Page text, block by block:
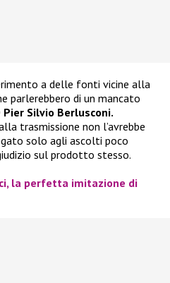
a delle fonti vicine alla
parlerebbero di un mancato
Pier Silvio Berlusconi.
trasmissione non l’avrebbe
solo agli ascolti poco
sul prodotto stesso.
la perfetta imitazione di